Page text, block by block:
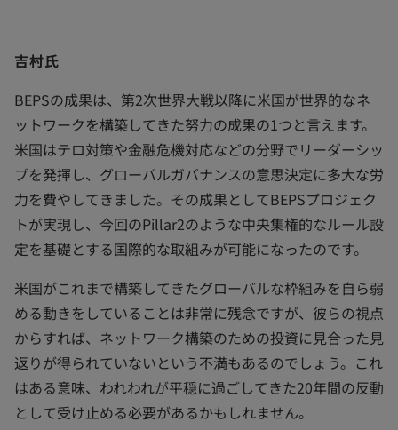
吉村氏
BEPSの成果は、第2次世界大戦以降に米国が世界的なネ
ットワークを構築してきた努力の成果の1つと言えます。
米国はテロ対策や金融危機対応などの分野でリーダーシッ
プを発揮し、グローバルガバナンスの意思決定に多大な労
力を費やしてきました。その成果としてBEPSプロジェク
トが実現し、今回のPillar2のような中央集権的なルール設
定を基礎とする国際的な取組みが可能になったのです。
米国がこれまで構築してきたグローバルな枠組みを自ら弱
める動きをしていることは非常に残念ですが、彼らの視点
からすれば、ネットワーク構築のための投資に見合った見
返りが得られていないという不満もあるのでしょう。これ
はある意味、われわれが平穏に過ごしてきた20年間の反動
として受け止める必要があるかもしれません。